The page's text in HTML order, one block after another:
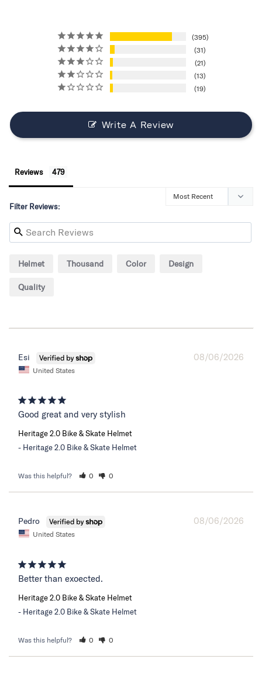
395
31
21
13
19
Write A Review
Reviews
Filter Reviews:
Helmet Thousand Color Design
Quality
08/06/2026
Esi
United States
Good great and very stylish
Heritage 2.0 Bike & Skate Helmet
Heritage 2.0 Bike & Skate Helmet
Was this helpful? 0 0
08/06/2026
Pedro
United States
Better than exoected.
Heritage 2.0 Bike & Skate Helmet
Heritage 2.0 Bike & Skate Helmet
Was this helpful? 0 0